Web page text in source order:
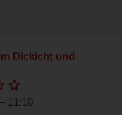
Dickicht und
11:10